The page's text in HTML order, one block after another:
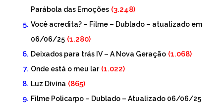
Parábola das Emoções (3.248)
Você acredita? – Filme – Dublado – atualizado em
06/06/25 (1.280)
Deixados para trás IV – A Nova Geração (1.068)
Onde está o meu lar (1.022)
Luz Divina (865)
Filme Policarpo – Dublado – Atualizado 06/06/25